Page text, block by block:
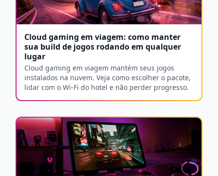
Cloud gaming em viagem: como manter
sua build de jogos rodando em qualquer
lugar
Cloud gaming em viagem mantém seus jogos
instalados na nuvem. Veja como escolher o pacote,
lidar com o Wi-Fi do hotel e não perder progresso.